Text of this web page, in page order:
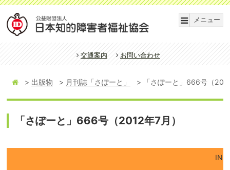
メニュー
交通案内 お問い合わせ
出版物 月刊誌「さぽーと」 「さぽーと」666号（
「さぽーと」666号（2012年7月）